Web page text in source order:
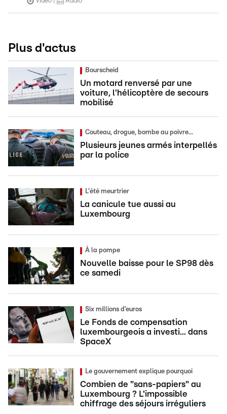
Plus d'actus
Bourscheid
Un motard renversé par une
voiture, l'hélicoptère de secours
mobilisé
Couteau, drogue, bombe au poivre...
Plusieurs jeunes armés interpellés
par la police
L'été meurtrier
La canicule tue aussi au
Luxembourg
À la pompe
Nouvelle baisse pour le SP98 dès
ce samedi
Six millions d’euros
Le Fonds de compensation
luxembourgeois a investi... dans
SpaceX
Le gouvernement explique pourquoi
Combien de "sans-papiers" au
Luxembourg ? L'impossible
chiffrage des séjours irréguliers